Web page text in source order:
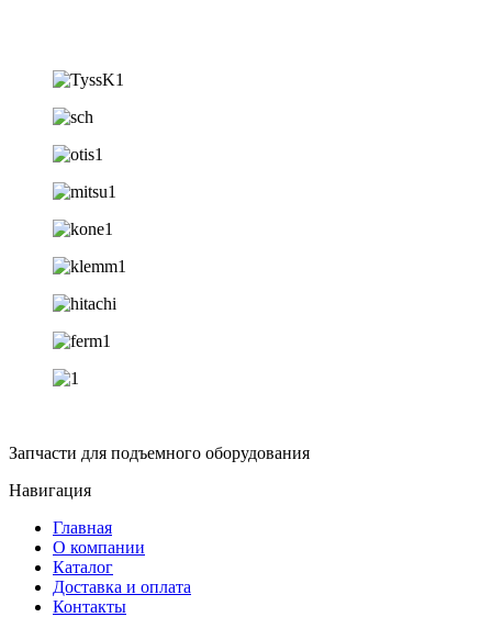
Запчасти для подъемного оборудования
Навигация
Главная
О компании
Каталог
Доставка и оплата
Контакты